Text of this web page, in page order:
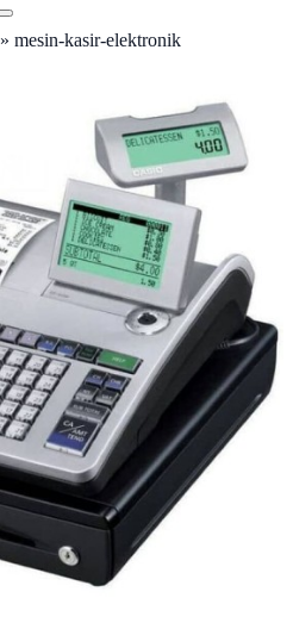
» mesin-kasir-elektronik